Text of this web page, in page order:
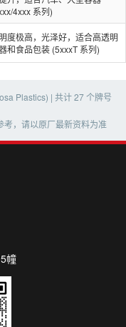
4xxx 系列)
度极高，光泽好，适合高透明
和食品包装 (5xxxT 系列)
Plastics) | 共计 27 个牌号
，请以原厂最新资料为准
幢